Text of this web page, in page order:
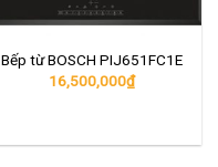
Bếp từ BOSCH PIJ651FC1E
16,500,000₫